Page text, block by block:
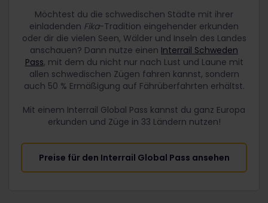
Möchtest du die schwedischen Städte mit ihrer
einladenden Fika-Tradition eingehender erkunden
oder dir die vielen Seen, Wälder und Inseln des Landes
anschauen? Dann nutze einen Interrail Schweden
Pass, mit dem du nicht nur nach Lust und Laune mit
allen schwedischen Zügen fahren kannst, sondern
auch 50 % Ermäßigung auf Fährüberfahrten erhältst.
Mit einem Interrail Global Pass kannst du ganz Europa
erkunden und Züge in 33 Ländern nutzen!
Preise für den Interrail Global Pass ansehen